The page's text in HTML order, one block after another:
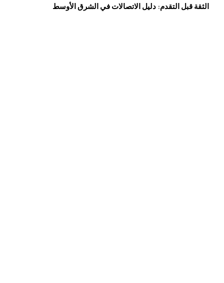
الثقة قبل التقدم: دليل الاتصالات في الشرق الأوسط